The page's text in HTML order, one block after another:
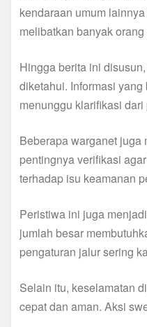
kendaraan umum
melibatkan banyak
Hingga berita ini
diketahui. Informasi
menunggu klarifikasi dari
Beberapa warganet juga
pentingnya verifikasi
terhadap isu keamanan
Peristiwa ini juga
jumlah besar
pengaturan jalur sering
Selain itu, keselamatan
cepat dan aman. Aksi